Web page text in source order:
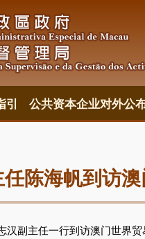
公共资本企业对外公
陈海帆到访
主任一行到访澳门世界贸